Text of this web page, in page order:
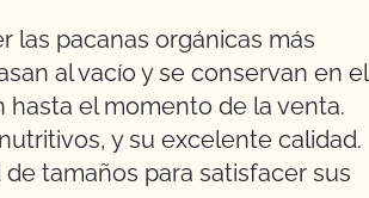
las pacanas orgánicas más
al vacío y se conservan en el
el momento de la venta.
y su excelente calidad.
tamaños para satisfacer sus